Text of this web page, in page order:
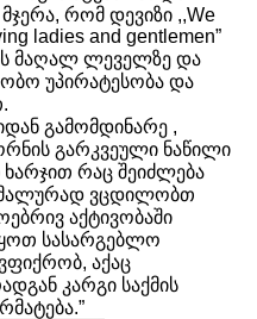
რომ დევიზი ,,We
ladies and gentlemen”
მაღალ ლეველზე და
უპირატესობა და
გამომდინარე ,
გარკვეული ნაწილი
რაც შეიძლება
ვცდილობთ
აქტივობაში
სასარგებლო
აქაც
კარგი საქმის